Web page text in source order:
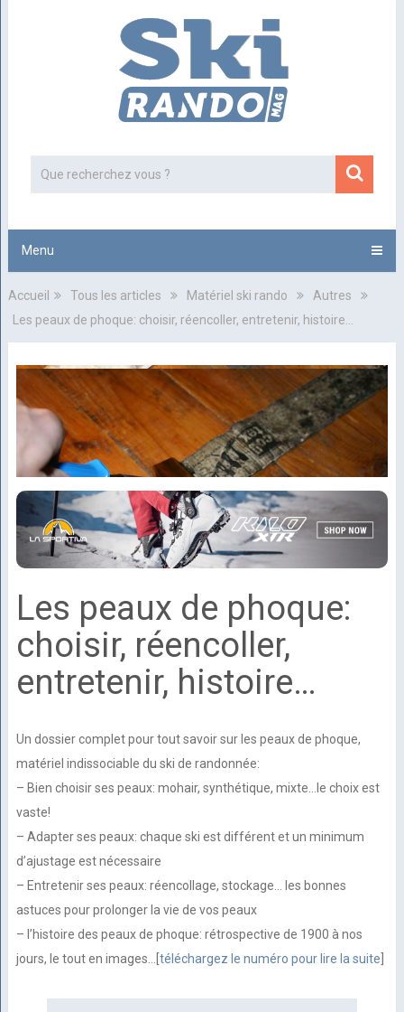
Menu
Accueil Tous les articles Matériel ski rando
Autres
Les peaux de phoque: choisir, réencoller, entretenir, histoire…
Les peaux de phoque:
choisir, réencoller,
entretenir, histoire…
Un dossier complet pour tout savoir sur les peaux de phoque,
matériel indissociable du ski de randonnée:
– Bien choisir ses peaux: mohair, synthétique, mixte…le choix est
vaste!
– Adapter ses peaux: chaque ski est différent et un minimum
d’ajustage est nécessaire
– Entretenir ses peaux: réencollage, stockage… les bonnes
astuces pour prolonger la vie de vos peaux
– l’histoire des peaux de phoque: rétrospective de 1900 à nos
jours, le tout en images…[ téléchargez le numéro pour lire la suite